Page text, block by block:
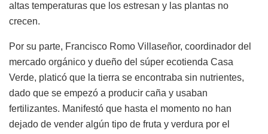
altas temperaturas que los estresan y las plantas no
crecen.
Por su parte, Francisco Romo Villaseñor, coordinador del
mercado orgánico y dueño del súper ecotienda Casa
Verde, platicó que la tierra se encontraba sin nutrientes,
dado que se empezó a producir caña y usaban
fertilizantes. Manifestó que hasta el momento no han
dejado de vender algún tipo de fruta y verdura por el